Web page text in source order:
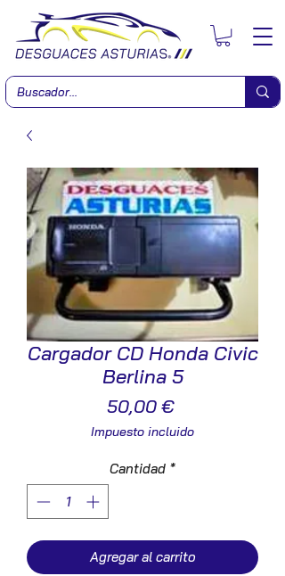
Cargador CD Honda Civic
Berlina 5
50,00 €Precio
Impuesto incluido
Cantidad *
Agregar al carrito